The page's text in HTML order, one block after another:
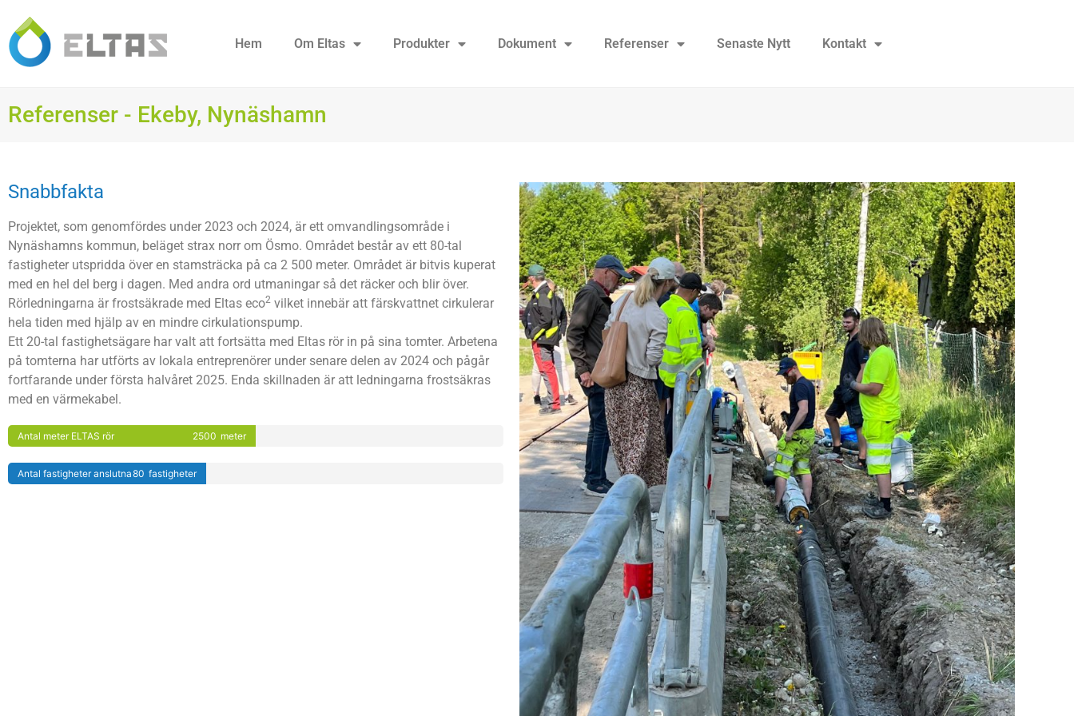
Hem Om Eltas Produkter Dokument Referenser Senaste Nytt Kontakt
Referenser - Ekeby, Nynäshamn
Snabbfakta
Projektet, som genomfördes under 2023 och 2024, är ett omvandlingsområde i
Nynäshamns kommun, beläget strax norr om Ösmo. Området består av ett 80-tal
fastigheter utspridda över en stamsträcka på ca 2 500 meter. Området är bitvis kuperat
med en hel del berg i dagen. Med andra ord utmaningar så det räcker och blir över.
Rörledningarna är frostsäkrade med Eltas eco2 vilket innebär att färskvattnet cirkulerar
hela tiden med hjälp av en mindre cirkulationspump.
Ett 20-tal fastighetsägare har valt att fortsätta med Eltas rör in på sina tomter. Arbetena
på tomterna har utförts av lokala entreprenörer under senare delen av 2024 och pågår
fortfarande under första halvåret 2025. Enda skillnaden är att ledningarna frostsäkras
med en värmekabel.
2500 meter
Antal meter ELTAS rör
80 fastigheter
Antal fastigheter anslutna